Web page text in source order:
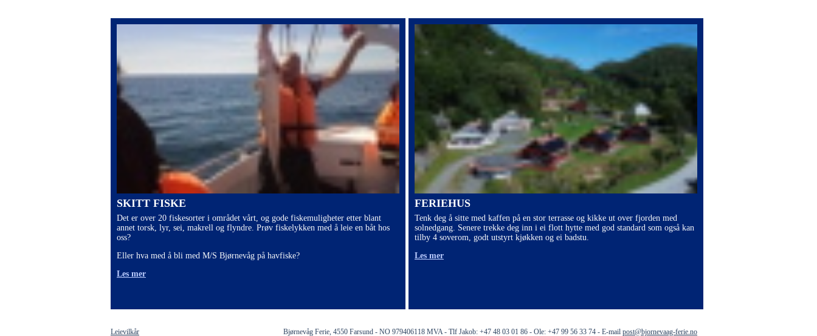
SKITT FISKE
Det er over 20 fiskesorter i området vårt, og gode fiskemuligheter etter blant
annet torsk, lyr, sei, makrell og flyndre. Prøv fiskelykken med å leie en båt hos
oss?
Eller hva med å bli med M/S Bjørnevåg på havfiske?
Les mer
FERIEHUS
Tenk deg å sitte med kaffen på en stor terrasse og kikke ut over fjorden med
solnedgang. Senere trekke deg inn i ei flott hytte med god standard som også kan
tilby 4 soverom, godt utstyrt kjøkken og ei badstu.
Les mer
Leievilkår Bjørnevåg Ferie, 4550 Farsund - NO 979406118 MVA - Tlf Jakob: +47 48 03 01 86 - Ole: +47 99 56 33 74 - E-mail post@bjornevaag-ferie.no